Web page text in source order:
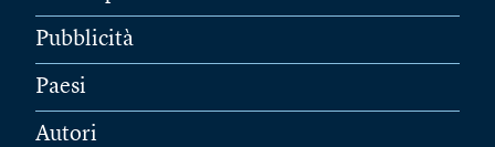
Pubblicità
Paesi
Autori